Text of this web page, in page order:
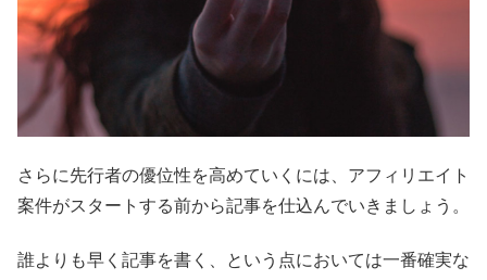
さらに先行者の優位性を高めていくには、アフィリエイト
案件がスタートする前から記事を仕込んでいきましょう。
誰よりも早く記事を書く、という点においては一番確実な